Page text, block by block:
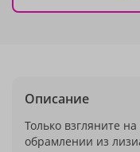
Описание
Только взгляните
обрамлении из